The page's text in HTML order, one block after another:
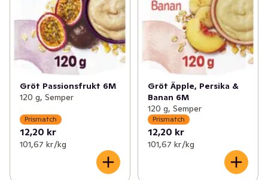
Gröt Passionsfrukt 6M
120 g, Semper
Prismatch
12,20 kr
101,67 kr /kg
Gröt Äpple, Persika &
Banan 6M
120 g, Semper
Prismatch
12,20 kr
101,67 kr /kg